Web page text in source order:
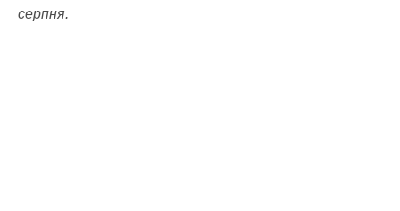
серпня.